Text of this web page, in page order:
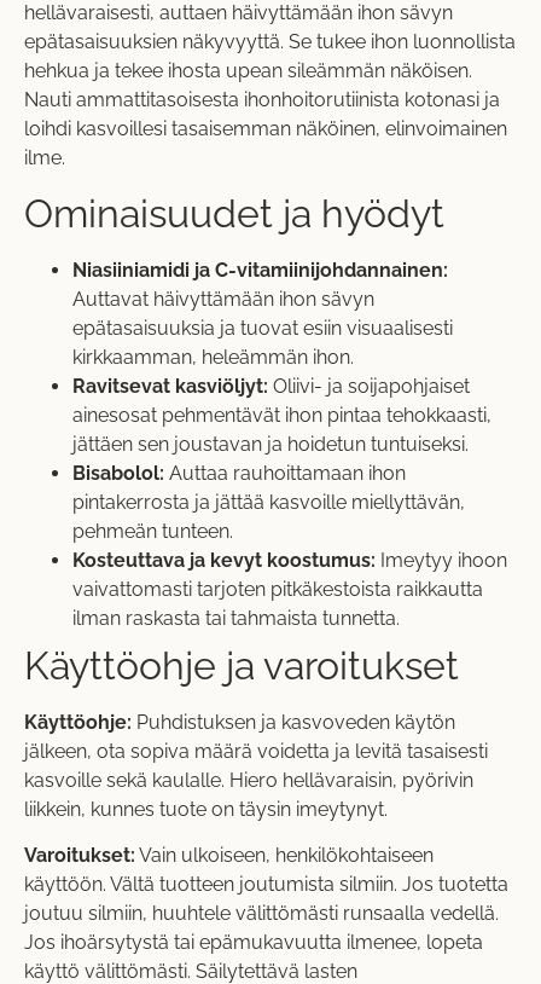
hellävaraisesti, auttaen häivyttämään ihon sävyn
epätasaisuuksien näkyvyyttä. Se tukee ihon luonnollista
hehkua ja tekee ihosta upean sileämmän näköisen.
Nauti ammattitasoisesta ihonhoitorutiinista kotonasi ja
loihdi kasvoillesi tasaisemman näköinen, elinvoimainen
ilme.
Ominaisuudet ja hyödyt
Niasiiniamidi ja C-vitamiinijohdannainen:
Auttavat häivyttämään ihon sävyn
epätasaisuuksia ja tuovat esiin visuaalisesti
kirkkaamman, heleämmän ihon.
Ravitsevat kasviöljyt: Oliivi- ja soijapohjaiset
ainesosat pehmentävät ihon pintaa tehokkaasti,
jättäen sen joustavan ja hoidetun tuntuiseksi.
Bisabolol: Auttaa rauhoittamaan ihon
pintakerrosta ja jättää kasvoille miellyttävän,
pehmeän tunteen.
Kosteuttava ja kevyt koostumus: Imeytyy ihoon
vaivattomasti tarjoten pitkäkestoista raikkautta
ilman raskasta tai tahmaista tunnetta.
Käyttöohje ja varoitukset
Käyttöohje: Puhdistuksen ja kasvoveden käytön
jälkeen, ota sopiva määrä voidetta ja levitä tasaisesti
kasvoille sekä kaulalle. Hiero hellävaraisin, pyörivin
liikkein, kunnes tuote on täysin imeytynyt.
Varoitukset: Vain ulkoiseen, henkilökohtaiseen
käyttöön. Vältä tuotteen joutumista silmiin. Jos tuotetta
joutuu silmiin, huuhtele välittömästi runsaalla vedellä.
Jos ihoärsytystä tai epämukavuutta ilmenee, lopeta
käyttö välittömästi. Säilytettävä lasten